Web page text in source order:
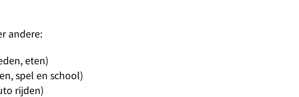
andere:
eten)
spel en school)
rijden)